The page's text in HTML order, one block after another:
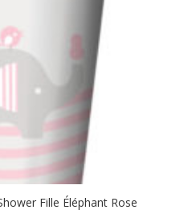
Fille Éléphant Rose